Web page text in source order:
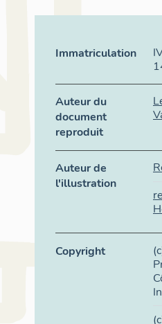
Immatriculation
Auteur du
document
reproduit
Auteur de
l'illustration
Copyright